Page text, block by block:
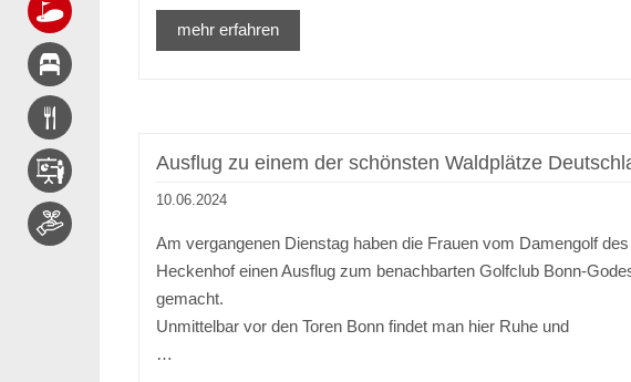
mehr erfahren
Ausflug zu einem der schönsten Waldplätze
10.06.2024
Am vergangenen Dienstag haben die Frauen vom Damengolf
Heckenhof einen Ausflug zum benachbarten Golfclub Bonn-
gemacht.
Unmittelbar vor den Toren Bonn findet man hier Ruhe und
…